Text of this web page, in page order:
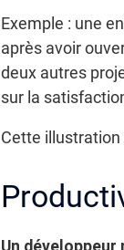
Exemple : une
après avoir
deux autres
sur la
Cette illustration
Un